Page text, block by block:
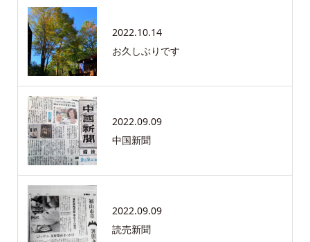
2022.10.14
お久しぶりです
2022.09.09
中国新聞
2022.09.09
読売新聞